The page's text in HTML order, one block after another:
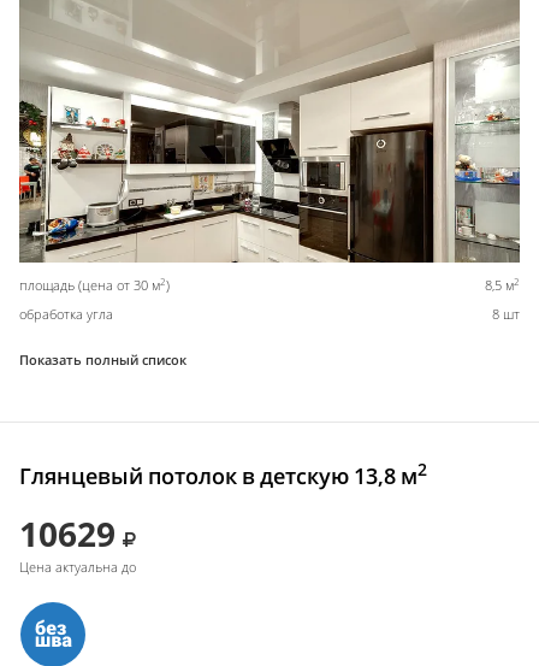
площадь (цена от 30 м2) 8,5 м2
обработка угла 8 шт
Показать полный список
Глянцевый потолок в детскую 13,8 м2
10629
Цена актуальна до